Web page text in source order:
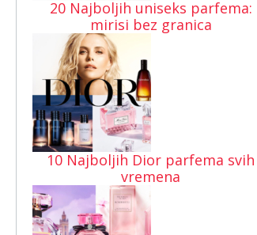
20 Najboljih uniseks parfema:
mirisi bez granica
10 Najboljih Dior parfema svih
vremena